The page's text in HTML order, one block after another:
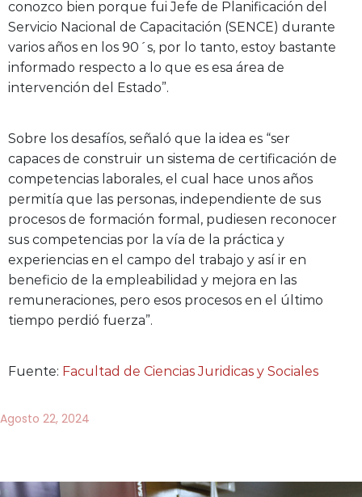
conozco bien porque fui Jefe de Planificación del
Servicio Nacional de Capacitación (SENCE) durante
varios años en los 90´s, por lo tanto, estoy bastante
informado respecto a lo que es esa área de
intervención del Estado”.
Sobre los desafíos, señaló que la idea es “ser
capaces de construir un sistema de certificación de
competencias laborales, el cual hace unos años
permitía que las personas, independiente de sus
procesos de formación formal, pudiesen reconocer
sus competencias por la vía de la práctica y
experiencias en el campo del trabajo y así ir en
beneficio de la empleabilidad y mejora en las
remuneraciones, pero esos procesos en el último
tiempo perdió fuerza”.
Fuente: Facultad de Ciencias Juridicas y Sociales
Agosto 22, 2024